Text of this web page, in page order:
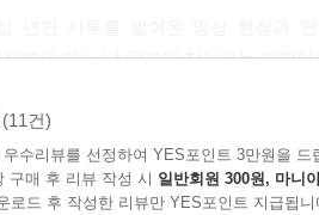
질병은 어느 날 갑자기 찾아오는 재앙
몸속 불길을 잡아라!”
경색, 치매, 암까지… 만성 염증과 질
(11건)
수리뷰를 선정하여 YES포인트 3만원을 드
구매 후 리뷰 작성 시 일반회원 300원, 마니
로드 후 작성한 리뷰만 YES포인트 지급됩니